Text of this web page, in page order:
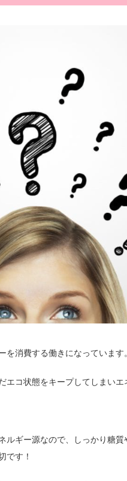
を消費する働きになっています。
エコ状態をキープしてしまいエ
ルギー源なので、しっかり糖質
です！